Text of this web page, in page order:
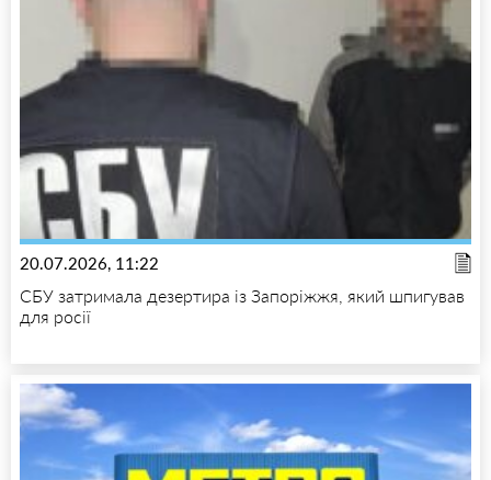
20.07.2026, 11:22
СБУ затримала дезертира із Запоріжжя, який шпигував
для росії